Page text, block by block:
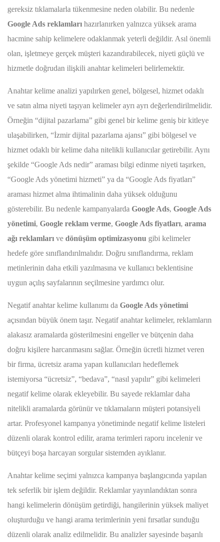
gereksiz tıklamalarla tükenmesine neden olabilir. Bu nedenle
Google Ads reklamları hazırlanırken yalnızca yüksek arama
hacmine sahip kelimelere odaklanmak yeterli değildir. Asıl önemli
olan, işletmeye gerçek müşteri kazandırabilecek, niyeti güçlü ve
hizmetle doğrudan ilişkili anahtar kelimeleri belirlemektir.
Anahtar kelime analizi yapılırken genel, bölgesel, hizmet odaklı
ve satın alma niyeti taşıyan kelimeler ayrı ayrı değerlendirilmelidir.
Örneğin “dijital pazarlama” gibi genel bir kelime geniş bir kitleye
ulaşabilirken, “İzmir dijital pazarlama ajansı” gibi bölgesel ve
hizmet odaklı bir kelime daha nitelikli kullanıcılar getirebilir. Aynı
şekilde “Google Ads nedir” araması bilgi edinme niyeti taşırken,
“Google Ads yönetimi hizmeti” ya da “Google Ads fiyatları”
araması hizmet alma ihtimalinin daha yüksek olduğunu
gösterebilir. Bu nedenle kampanyalarda Google Ads, Google Ads
yönetimi, Google reklam verme, Google Ads fiyatları, arama
ağı reklamları ve dönüşüm optimizasyonu gibi kelimeler
hedefe göre sınıflandırılmalıdır. Doğru sınıflandırma, reklam
metinlerinin daha etkili yazılmasına ve kullanıcı beklentisine
uygun açılış sayfalarının seçilmesine yardımcı olur.
Negatif anahtar kelime kullanımı da Google Ads yönetimi
açısından büyük önem taşır. Negatif anahtar kelimeler, reklamların
alakasız aramalarda gösterilmesini engeller ve bütçenin daha
doğru kişilere harcanmasını sağlar. Örneğin ücretli hizmet veren
bir firma, ücretsiz arama yapan kullanıcıları hedeflemek
istemiyorsa “ücretsiz”, “bedava”, “nasıl yapılır” gibi kelimeleri
negatif kelime olarak ekleyebilir. Bu sayede reklamlar daha
nitelikli aramalarda görünür ve tıklamaların müşteri potansiyeli
artar. Profesyonel kampanya yönetiminde negatif kelime listeleri
düzenli olarak kontrol edilir, arama terimleri raporu incelenir ve
bütçeyi boşa harcayan sorgular sistemden ayıklanır.
Anahtar kelime seçimi yalnızca kampanya başlangıcında yapılan
tek seferlik bir işlem değildir. Reklamlar yayınlandıktan sonra
hangi kelimelerin dönüşüm getirdiği, hangilerinin yüksek maliyet
oluşturduğu ve hangi arama terimlerinin yeni fırsatlar sunduğu
düzenli olarak analiz edilmelidir. Bu analizler sayesinde başarılı